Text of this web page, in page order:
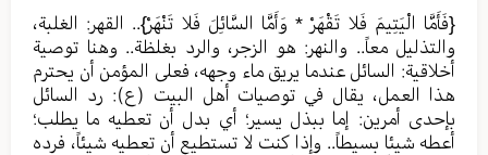
{فَأَمَّا الْيَتِيمَ فَلا تَقْهَرْ * وَأَمَّا السَّائِلَ فَلا تَنْهَرْ}.. القهر: الغلبة،
والتذليل معاً.. والنهر: هو الزجر، والرد بغلظة.. وهنا توصية
أخلاقية: السائل عندما يريق ماء وجهه، فعلى المؤمن أن يحترم
هذا العمل، يقال في توصيات أهل البيت (ع): رد السائل
بإحدى أمرين: إما ببذل يسير؛ أي بدل أن تعطيه ما يطلب؛
أعطه شيئا بسيطاً.. وإذا كنت لا تستطيع أن تعطيه شيئاً، فرده